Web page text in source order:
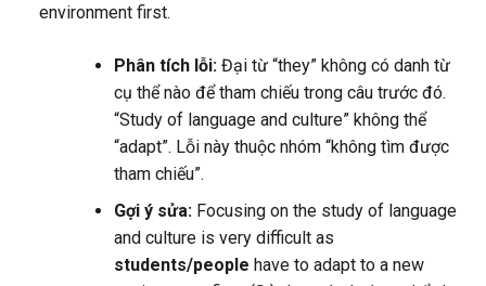
environment first.
Phân tích lỗi:Đại từ “they” không có danh từ
cụ thể nào để tham chiếu trong câu trước đó.
“Study of language and culture” không thể
“adapt”. Lỗi này thuộc nhóm “không tìm được
tham chiếu”.
Gợi ý sửa:Focusing on the study of language
and culture is very difficult as
students/people have to adapt to a new